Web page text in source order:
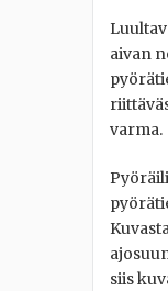
aivan
varma.
siis